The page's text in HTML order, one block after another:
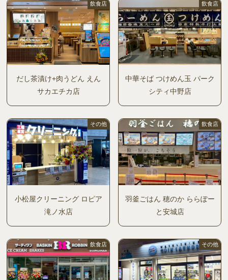
飲食店
だし茶漬け+肉うどん えん
サカエチカ店
飲食店
中華そば つけめん玉 パーク
シティ中野店
その他
小松屋クリーニング ロピア
滝ノ水店
飲食店
羽釜ごはん 穂のか ららぽー
と安城店
飲食店 その他